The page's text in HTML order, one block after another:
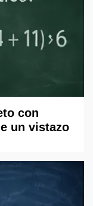
con
un vistazo